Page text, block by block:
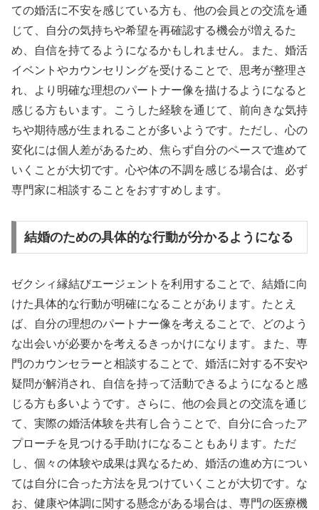
ての婚活に不安を感じている方も、他の会員との交流を通
じて、自分の気持ちや希望を再確認する機会が増えるた
め、自信を持てるようになるかもしれません。また、婚活
イベントやカウンセリングを受けることで、思考が整理さ
れ、より明確な理想のパートナー像を描けるようになると
感じる方もいます。こうした経験を通じて、前向きな気持
ちや期待感が生まれることが多いようです。ただし、心の
変化には個人差があるため、焦らず自分のペースで進めて
いくことが大切です。心や体の不調を感じる場合は、必ず
専門家に相談することをおすすめします。
結婚のための具体的な行動が分かるようになる
ゼクシィ縁結びエージェントを利用することで、結婚に向
けた具体的な行動が明確になることがあります。たとえ
ば、自分の理想のパートナー像を考えることで、どのよう
な出会いが必要かを考えるきっかけになります。また、専
門のカウンセラーと相談することで、婚活に対する不安や
疑問が解消され、自信を持って活動できるようになると感
じる方も多いようです。さらに、他の会員との交流を通じ
て、実際の婚活体験を共有し合うことで、自分に合ったア
プローチを見つける手助けになることもあります。ただ
し、個々の体験や成果は異なるため、婚活の進め方につい
ては自分に合った方法を見つけていくことが大切です。な
お、健康や体調に関する懸念がある場合は、専門の医療機